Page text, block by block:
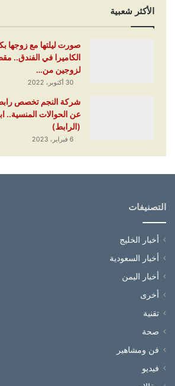
الأكثر شعبية
صورت ليلتها مع زوجها
الكاميرا في الفندق..
لزوجين من…
30 أكتوبر، 2022
شركة النجم تخصص
عن الحوالات المنسية..
(الرابط)
6 فبراير، 2023
التصنيفات
أخبار الخليج
أخبار السعودية
أخبار اليمن
أخرى
تقنية
صحة
فن ومشاهير
فيديو